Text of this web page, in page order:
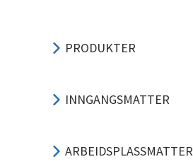
PRODUKTER
INNGANGSMATTER
ARBEIDSPLASSMATTER